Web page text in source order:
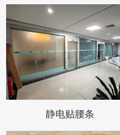
静电贴腰条